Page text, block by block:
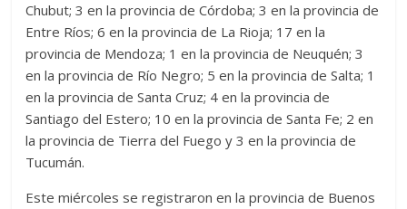
Chubut; 3 en la provincia de Córdoba; 3 en la provincia de
Entre Ríos; 6 en la provincia de La Rioja; 17 en la
provincia de Mendoza; 1 en la provincia de Neuquén; 3
en la provincia de Río Negro; 5 en la provincia de Salta; 1
en la provincia de Santa Cruz; 4 en la provincia de
Santiago del Estero; 10 en la provincia de Santa Fe; 2 en
la provincia de Tierra del Fuego y 3 en la provincia de
Tucumán.
Este miércoles se registraron en la provincia de Buenos